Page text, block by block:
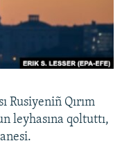
Rusiyeniñ Qırım
leyhasına qoltuttı,